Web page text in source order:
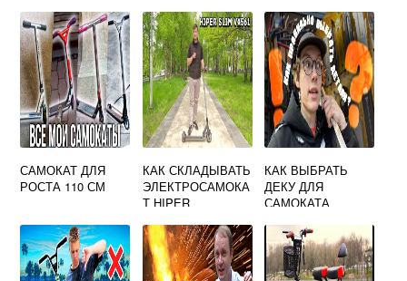
САМОКАТ ДЛЯ
РОСТА 110 СМ
КАК СКЛАДЫВАТЬ
ЭЛЕКТРОСАМОКА
Т HIPER
КАК ВЫБРАТЬ
ДЕКУ ДЛЯ
САМОКАТА